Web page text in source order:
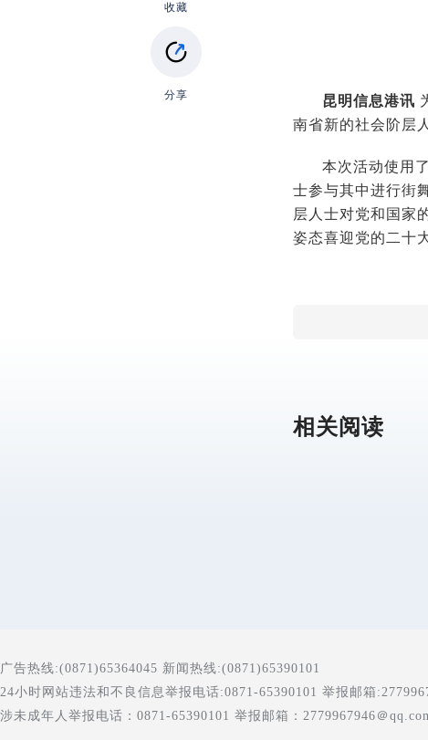
收藏
分享 昆明信息港讯
南省新的社会阶层
本次活动使用
士参与其中进行街
层人士对党和国家
姿态喜迎党的二十
相关阅读
广告热线:(0871)65364045 新闻热线:(0871)65390101
24小时网站违法和不良信息举报电话:0871-65390101 举报邮箱
涉未成年人举报电话：0871-65390101 举报邮箱：2779967946＠